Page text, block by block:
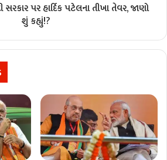
સરકાર પર હાર્દિક પટેલના તીખા તેવર, જાણો
શું કહ્યું!?